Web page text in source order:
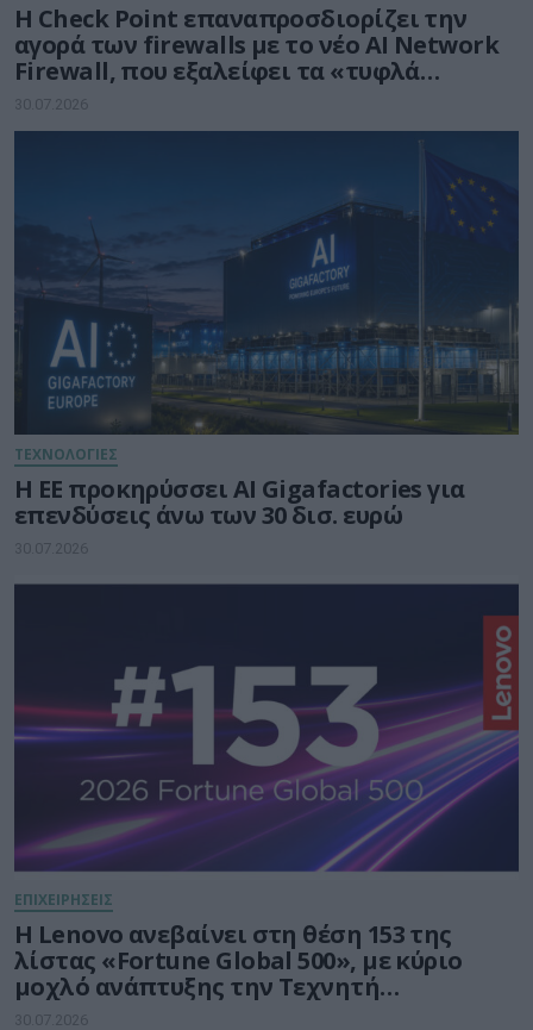
Η Check Point επαναπροσδιορίζει την
αγορά των firewalls με το νέο AI Network
Firewall, που εξαλείφει τα «τυφλά
σημεία» της Τεχνητής Νοημοσύνης σε
κάθε δίκτυο
30.07.2026
ΤΕΧΝΟΛΟΓΙΕΣ
Η ΕΕ προκηρύσσει AI Gigafactories για
επενδύσεις άνω των 30 δισ. ευρώ
30.07.2026
ΕΠΙΧΕΙΡΗΣΕΙΣ
Η Lenovo ανεβαίνει στη θέση 153 της
λίστας «Fortune Global 500», με κύριο
μοχλό ανάπτυξης την Τεχνητή
Νοημοσύνη
30.07.2026